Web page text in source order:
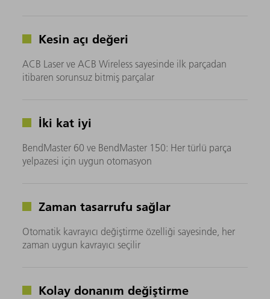
Kesin açı değeri
ACB Laser ve ACB Wireless sayesinde ilk parçadan
itibaren sorunsuz bitmiş parçalar
İki kat iyi
BendMaster 60 ve BendMaster 150: Her türlü parça
yelpazesi için uygun otomasyon
Zaman tasarrufu sağlar
Otomatik kavrayıcı değiştirme özelliği sayesinde, her
zaman uygun kavrayıcı seçilir
Kolay donanım değiştirme